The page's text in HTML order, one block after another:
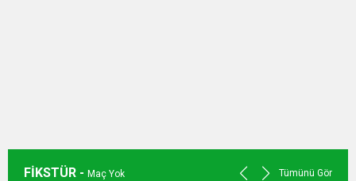
FİKSTÜR - Maç Yok Tümünü Gör